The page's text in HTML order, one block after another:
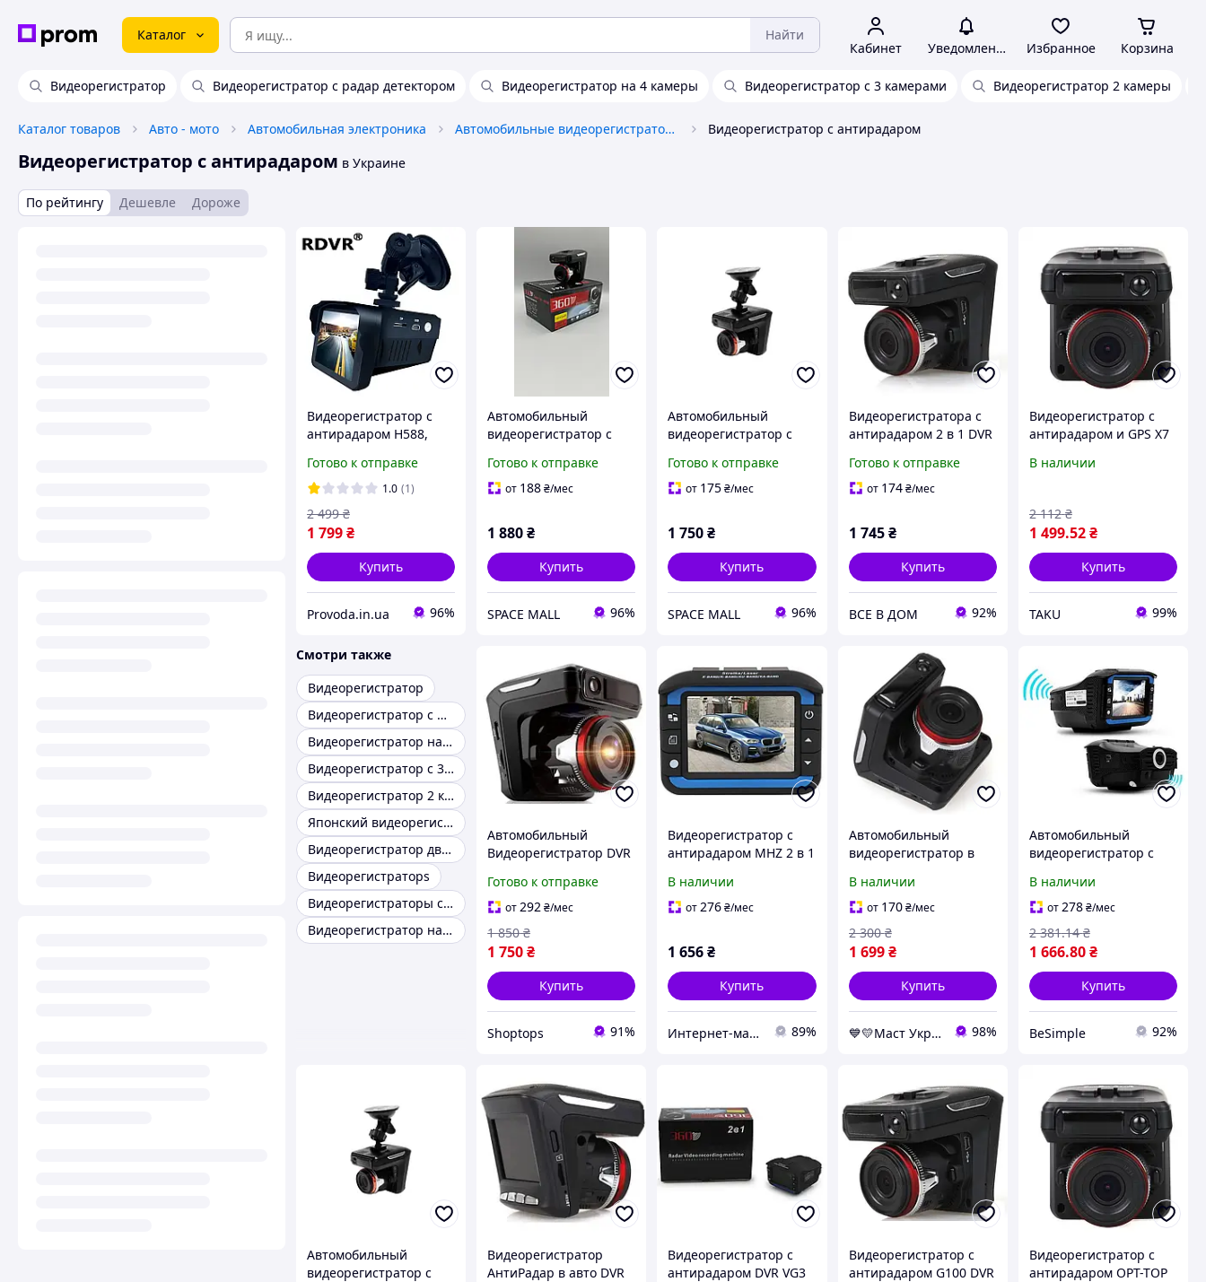
Каталог Найти
Кабинет Уведомления Избранное Корзина
Видеорегистратор Видеорегистратор с радар детектором Видеорегистратор на 4 камеры Видеорегистратор с 3 камерами Видеорегистратор 2 камеры
Каталог товаров Авто - мото Автомобильная электроника Автомобильные видеорегистраторы Видеорегистратор с антирадаром
Видеорегистратор с антирадаром в Украине
По рейтингу Дешевле Дороже
Видеорегистратор с
антирадаром H588,
радара, Защита от
Штрафов!
Готово к отправке
1.0 (1)
1 799₴
2 499 ₴
Купить
Provoda.in.ua 96%
Автомобильный
видеорегистратор с
VG3
Готово к отправке
от 188₴/мес
1 880₴
Купить
SPACE MALL 96%
Автомобильный
видеорегистратор с
Готово к отправке
от 175₴/мес
1 750₴
Купить
SPACE MALL 96%
Видеорегистратора с
антирадаром 2 в 1 DVR
Готово к отправке
от 174 ₴/мес
1 745 ₴
Купить
ВСЕ В ДОМ 92%
Видеорегистратор с
антирадаром и GPS X7
черный
В наличии
1 499.52₴
2 112 ₴
Купить
TAKU 99%
Смотри также
Видеорегистратор
Видеорегистратор с радар детектором
Видеорегистратор на 4 камеры
Видеорегистратор с 3 камерами
Видеорегистратор 2 камеры
Японский видеорегистратор 8в1 с антирадаром
Видеорегистратор двухсторонний
Видеорегистраторs
Видеорегистраторы с GPS
Видеорегистратор на 6 камер
Автомобильный
Видеорегистратор DVR
автомобильный
регистратор с
фиксацией радаров
Готово к отправке
от292₴/мес
1 750₴
1 850 ₴
Купить
Shoptops 91%
Видеорегистратор с
антирадаром MHZ 2 в 1
В наличии
от276₴/мес
1 656₴
Купить
Интернет-магазин "AvtoSmart" 89%
Автомобильный
видеорегистратор в
и ночной съемкой
(регистратор 2в1) dvr
x7-200
В наличии
от 170 ₴/мес
1 699 ₴
2 300 ₴
Купить
💙💛Маст Украина 💙💛 98%
Автомобильный
видеорегистратор с
VG3 Черный
В наличии
от278₴/мес
1 666.80₴
2 381.14 ₴
Купить
BeSimple 92%
Автомобильный
видеорегистратор с
Видеорегистратор
АнтиРадар в авто DVR
Видеорегистратор с
антирадаром DVR VG3
Видеорегистратор с
антирадаром G100 DVR
Видеорегистратор с
антирадаром OPT-TOP